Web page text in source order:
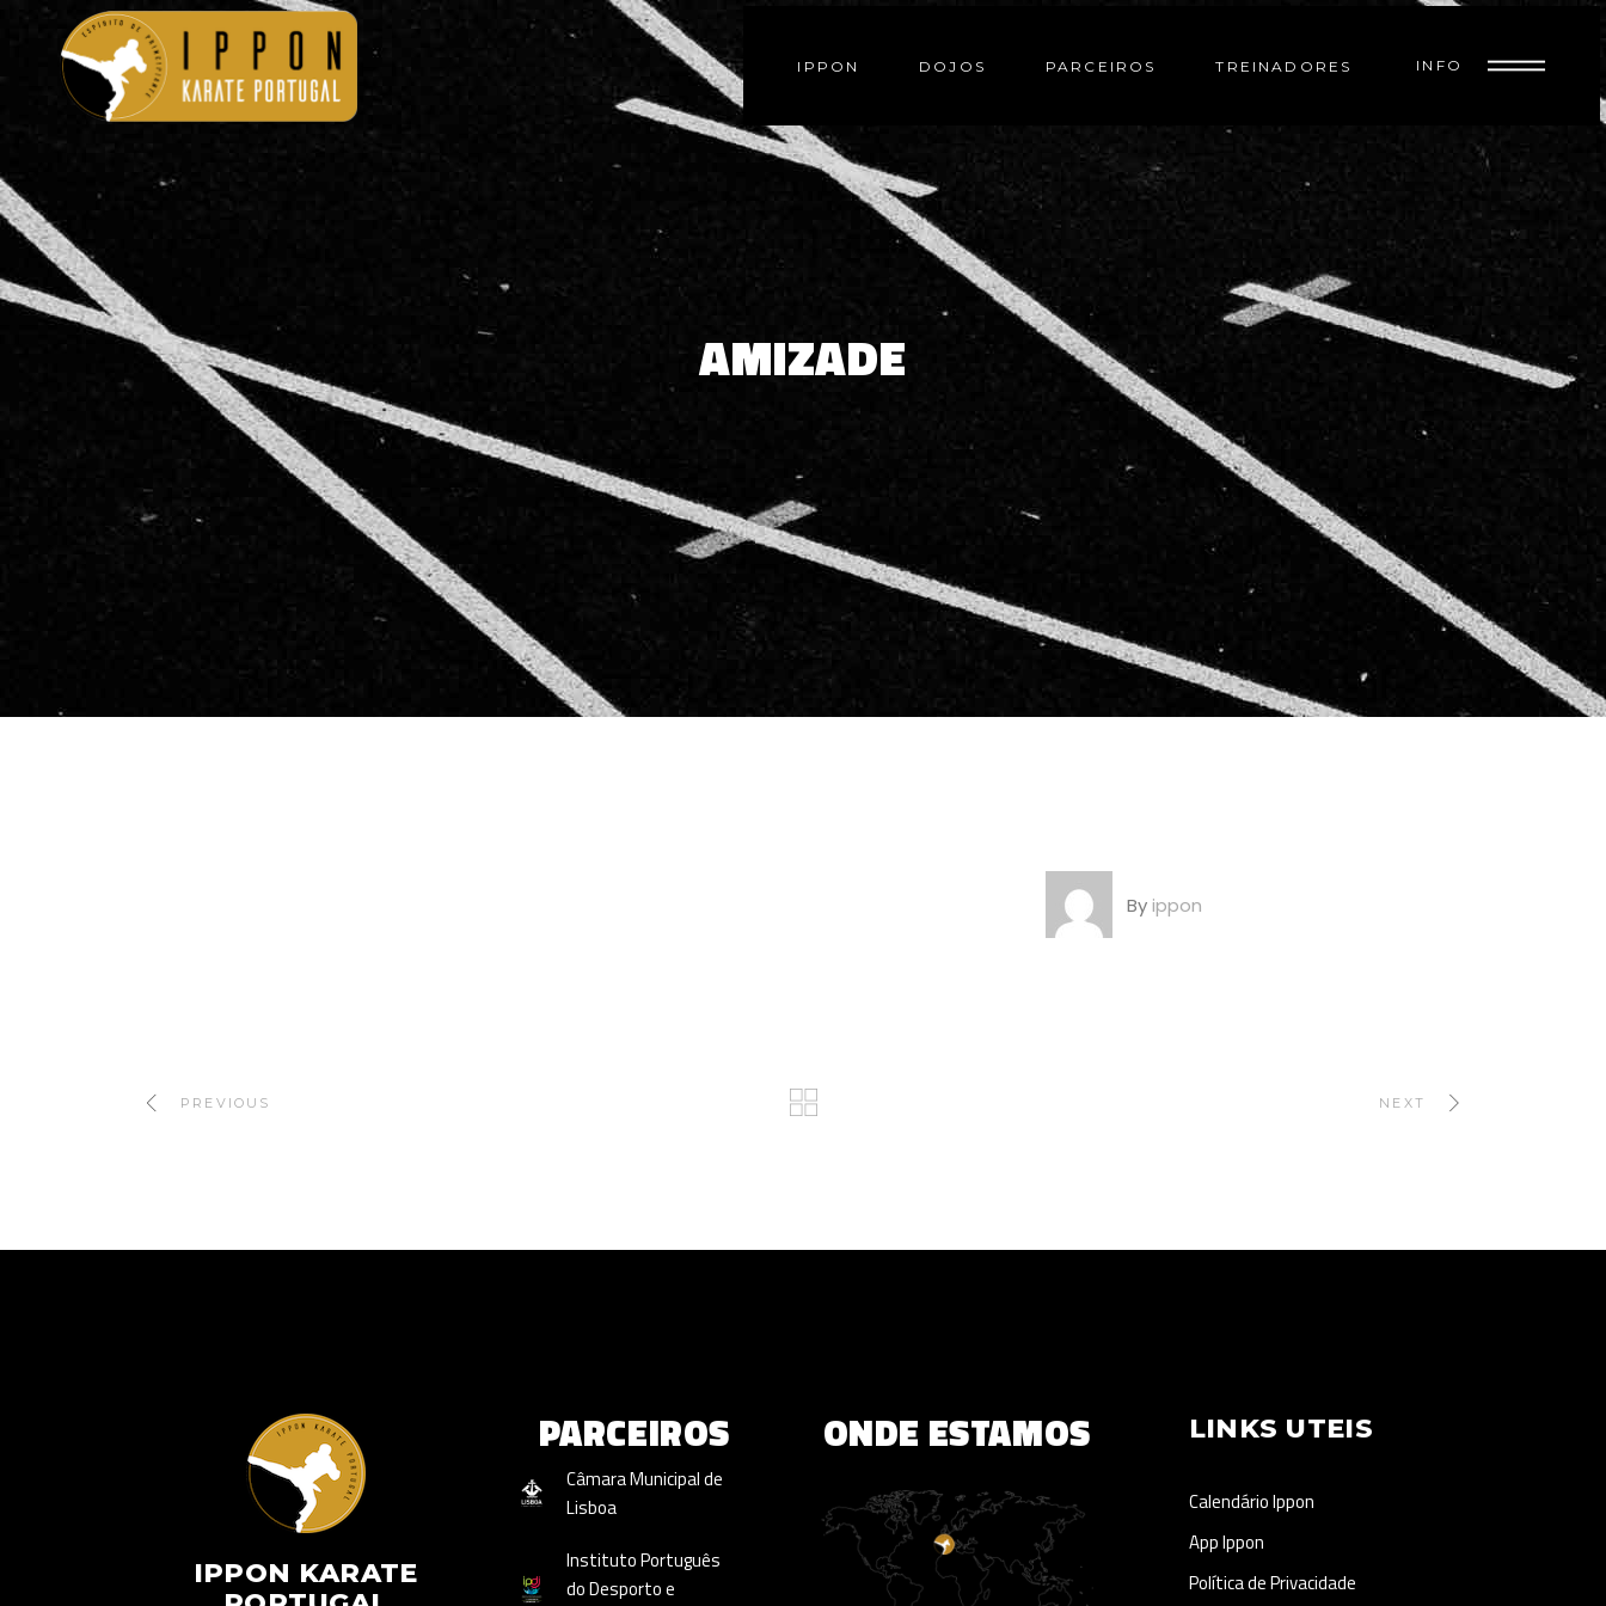
IPPON DOJOS PARCEIROS TREINADORES INFO
AMIZADE
Byippon
PREVIOUS NEXT
IPPON KARATE
PARCEIROS
Câmara Municipal de
Lisboa
Instituto Português
do Desporto e
ONDE ESTAMOS LINKS UTEIS
Calendário Ippon
App Ippon
Política de Privacidade